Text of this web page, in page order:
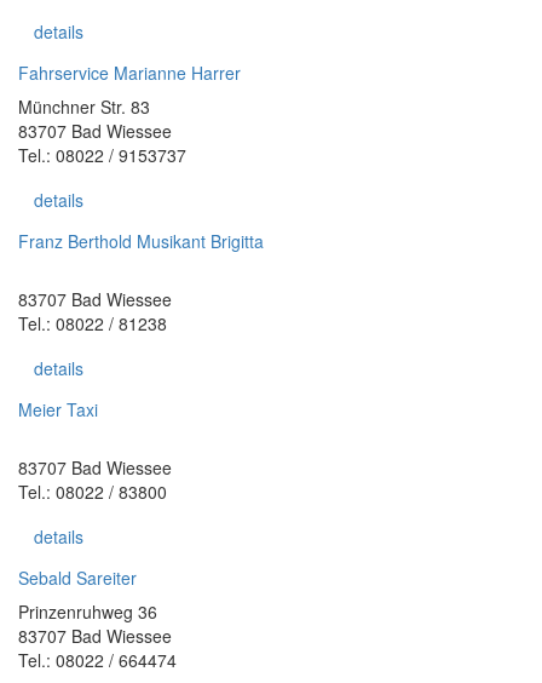
details
Fahrservice Marianne Harrer
Münchner Str. 83
83707 Bad Wiessee
Tel.: 08022 / 9153737
details
Franz Berthold Musikant Brigitta
83707 Bad Wiessee
Tel.: 08022 / 81238
details
Meier Taxi
83707 Bad Wiessee
Tel.: 08022 / 83800
details
Sebald Sareiter
Prinzenruhweg 36
83707 Bad Wiessee
Tel.: 08022 / 664474